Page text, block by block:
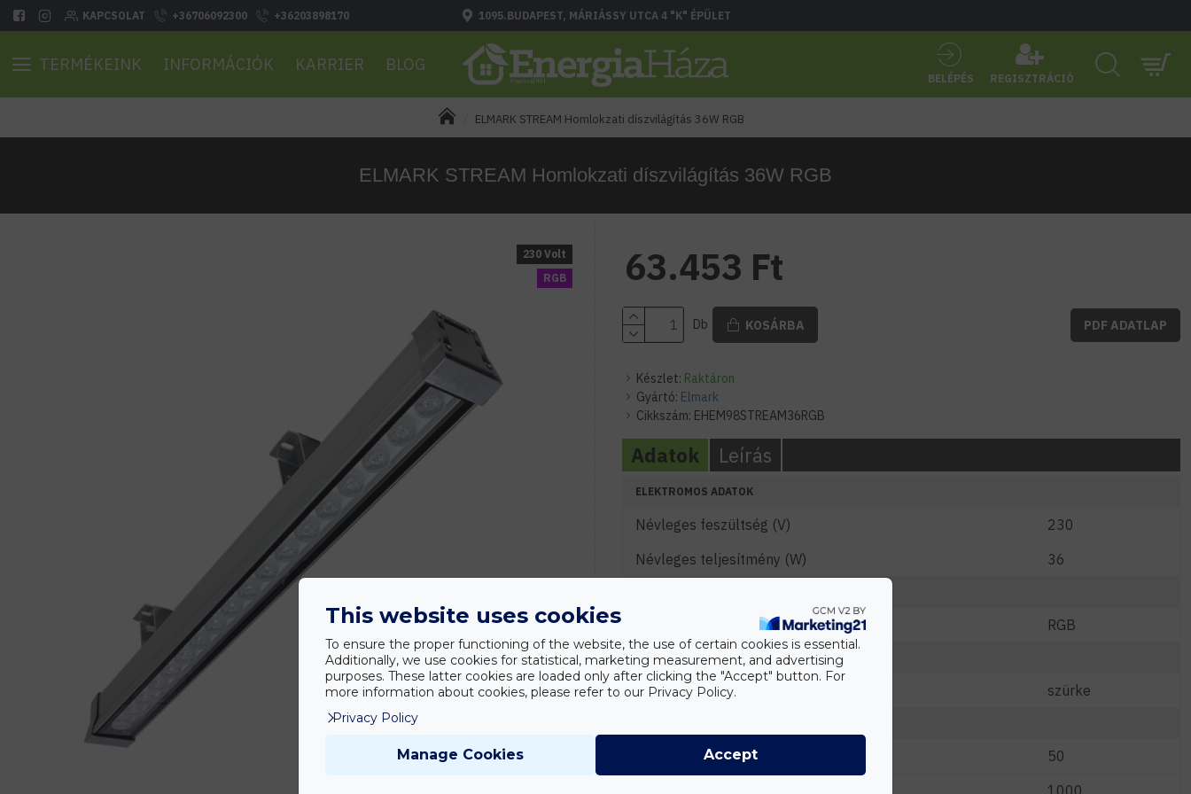
KAPCSOLAT +36706092300 +36203898170 1095.BUDAPEST, MÁRIÁSSY UTCA 4 "K" ÉPÜLET
TERMÉKEINK INFORMÁCIÓK KARRIER BLOG
BELÉPÉS REGISZTRÁCIÓ
ELMARK STREAM Homlokzati díszvilágítás 36W RGB
ELMARK STREAM Homlokzati díszvilágítás 36W RGB
RGB
230 Volt
Készlet: Raktáron
Gyártó: Elmark
Cikkszám: EHEM98STREAM36RGB
63.453 Ft
Db KOSÁRBA PDF ADATLAP
Adatok Leírás
ELEKTROMOS ADATOK
Névleges feszültség (V)
230
Névleges teljesítmény (W)
36
Színhőmérséklet (K) RGB
JELLEMZŐK
Szín szürke
Szélesség (mm)
50
1000
This website uses cookies
To ensure the proper functioning of the website, the use of certain cookies is essential.
Additionally, we use cookies for statistical, marketing measurement, and advertising
purposes. These latter cookies are loaded only after clicking the "Accept" button. For
more information about cookies, please refer to our Privacy Policy.
Privacy Policy
Manage Cookies Accept